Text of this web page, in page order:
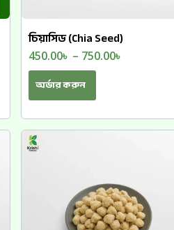
চিয়াসিড (Chia Seed)
450.00৳ – 750.00৳
অর্ডার করুন